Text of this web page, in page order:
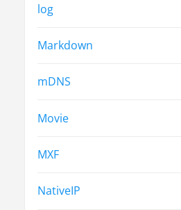
log
Markdown
mDNS
Movie
MXF
NativeIP